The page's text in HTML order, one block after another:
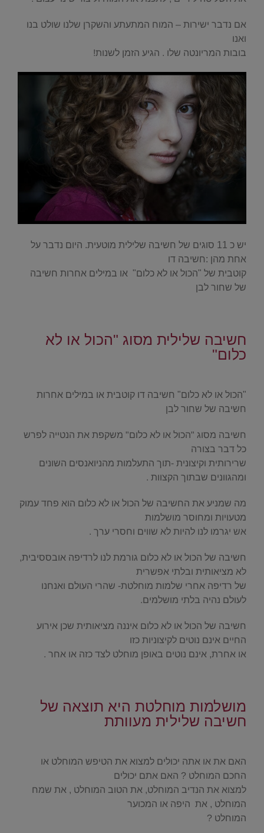
אם נדבר ישירות – המוח המתעתע והשקרן שלנו שולט בנו
ואנו
בובות המריונטה שלו . הגיע הזמן לשנות!
יש כ 11 סוגים של חשיבה שלילית מוטעית. היום נדבר על
אחת מהן :חשיבה דו
קוטבית של "הכול או לא כלום" או במילים אחרות חשיבה
של שחור לבן
חשיבה שלילית מסוג "הכול או לא
כלום"
"הכול או לא כלום" חשיבה דו קוטבית או במילים אחרות
חשיבה של שחור לבן
חשיבה מסוג "הכול או לא כלום" משקפת את הנטייה לפרש
כל דבר בצורה
שרירותית וקיצונית -תוך התעלמות מהניואנסים השונים
ומהגוונים שבתוך הקצוות .
מה שמניע את החשיבה של הכול או לא כלום הוא פחד עמוק
מטעויות ומחוסר מושלמות
אש יגרמו לנו להיות לא שווים וחסרי ערך .
חשיבה של הכול או לא כלום גורמת לנו לרדיפה אובססיבית,
לא מציאותית ובלתי אפשרית
של רדיפה אחרי שלמות מוחלטת- שהרי העולם ואנחנו
לעולם נהיה בלתי מושלמים.
חשיבה של הכול או לא כלום איננה מציאותית שכן אירוע
החיים אינם נוטים לקיצוניות כזו
או אחרת, אינם נוטים באופן מוחלט לצד כזה או אחר .
מושלמות מוחלטת היא תוצאה של
חשיבה שלילית מעוותת
האם את או אתה יכולים למצוא את הטיפש המוחלט או
החכם המוחלט ? האם אתם יכולים
למצוא את הנדיב המוחלט, את הטוב המוחלט , את שמח
המוחלט , את היפה או המכוער
המוחלט ?